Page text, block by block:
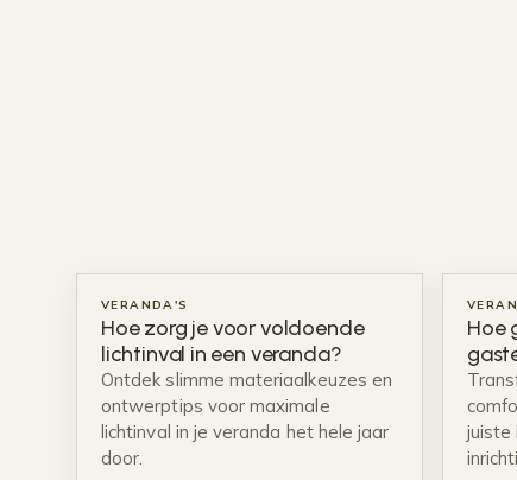
VERANDA'S
Hoe zorg je voor voldoende
lichtinval in een veranda?
Ontdek slimme materiaalkeuzes en
ontwerptips voor maximale
lichtinval in je veranda het hele jaar
door.
Hoe
juiste